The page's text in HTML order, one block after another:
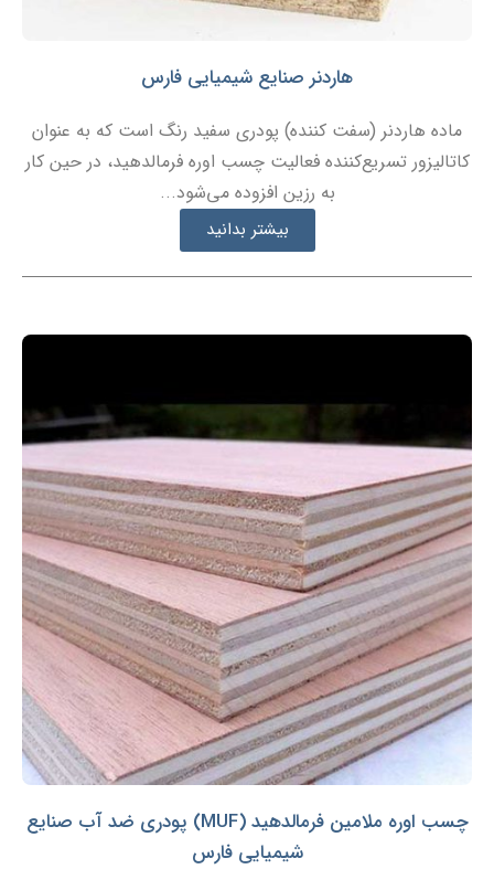
هاردنر صنایع شیمیایی فارس
ماده هاردنر (سفت کننده) پودری سفید رنگ است که به عنوان
کاتالیزور تسریع‌کننده فعالیت چسب اوره فرمالدهید، در حین کار
به رزین افزوده می‌شود...
بیشتر بدانید
چسب اوره ملامین فرمالدهید (MUF) پودری ضد آب صنایع
شیمیایی فارس